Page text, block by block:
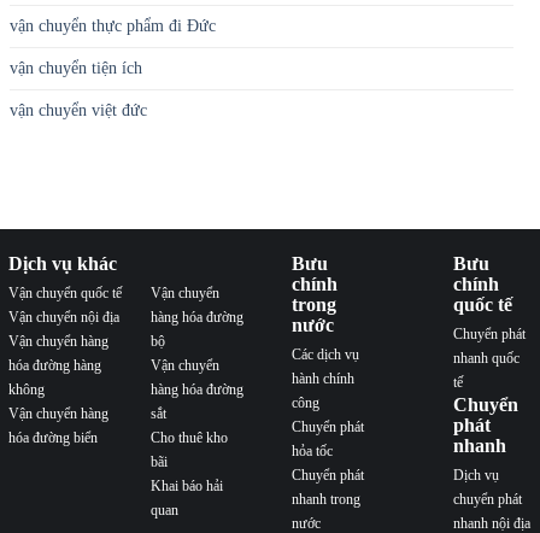
vận chuyển thực phẩm đi Đức
vận chuyển tiện ích
vận chuyển việt đức
Dịch vụ khác
Vận chuyển quốc tế
Vận chuyển nội địa
Vận chuyển hàng
hóa đường hàng
không
Vận chuyển hàng
hóa đường biển
Vận chuyển
hàng hóa đường
bộ
Vận chuyển
hàng hóa đường
sắt
Cho thuê kho
bãi
Khai báo hải
quan
Bưu
chính
trong
nước
Các dịch vụ
hành chính
công
Chuyển phát
hỏa tốc
Chuyển phát
nhanh trong
nước
Bưu
chính
quốc tế
Chuyển phát
nhanh quốc
tế
Chuyển
phát
nhanh
Dịch vụ
chuyển phát
nhanh nội địa